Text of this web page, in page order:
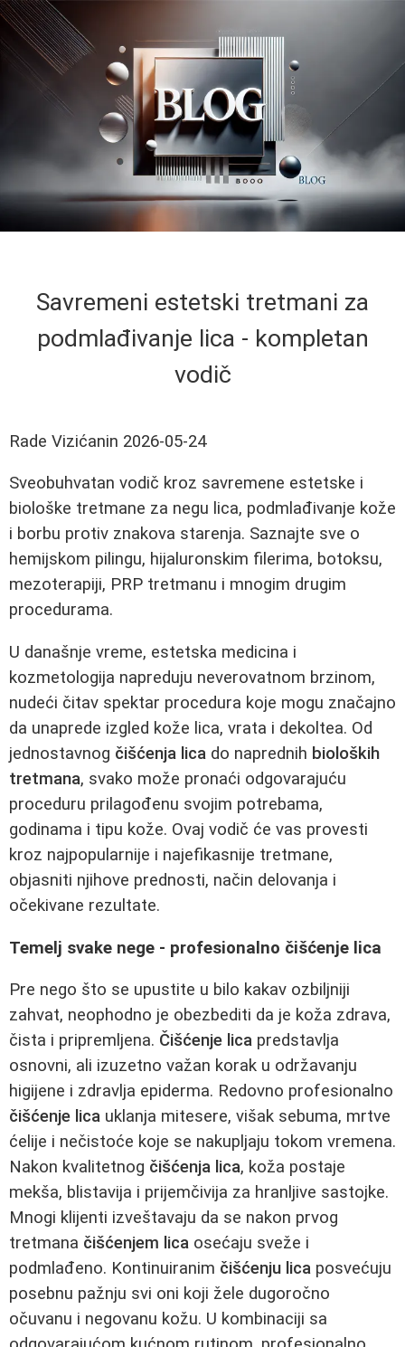
Savremeni estetski tretmani za
podmlađivanje lica - kompletan
vodič
Rade Vizićanin 2026-05-24
Sveobuhvatan vodič kroz savremene estetske i
biološke tretmane za negu lica, podmlađivanje kože
i borbu protiv znakova starenja. Saznajte sve o
hemijskom pilingu, hijaluronskim filerima, botoksu,
mezoterapiji, PRP tretmanu i mnogim drugim
procedurama.
U današnje vreme, estetska medicina i
kozmetologija napreduju neverovatnom brzinom,
nudeći čitav spektar procedura koje mogu značajno
da unaprede izgled kože lica, vrata i dekoltea. Od
jednostavnog čišćenja lica do naprednih bioloških
tretmana, svako može pronaći odgovarajuću
proceduru prilagođenu svojim potrebama,
godinama i tipu kože. Ovaj vodič će vas provesti
kroz najpopularnije i najefikasnije tretmane,
objasniti njihove prednosti, način delovanja i
očekivane rezultate.
Temelj svake nege - profesionalno čišćenje lica
Pre nego što se upustite u bilo kakav ozbiljniji
zahvat, neophodno je obezbediti da je koža zdrava,
čista i pripremljena. Čišćenje lica predstavlja
osnovni, ali izuzetno važan korak u održavanju
higijene i zdravlja epiderma. Redovno profesionalno
čišćenje lica uklanja mitesere, višak sebuma, mrtve
ćelije i nečistoće koje se nakupljaju tokom vremena.
Nakon kvalitetnog čišćenja lica, koža postaje
mekša, blistavija i prijemčivija za hranljive sastojke.
Mnogi klijenti izveštavaju da se nakon prvog
tretmana čišćenjem lica osećaju sveže i
podmlađeno. Kontinuiranim čišćenju lica posvećuju
posebnu pažnju svi oni koji žele dugoročno
očuvanu i negovanu kožu. U kombinaciji sa